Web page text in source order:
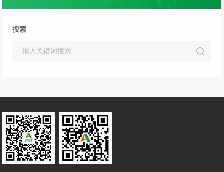
搜索